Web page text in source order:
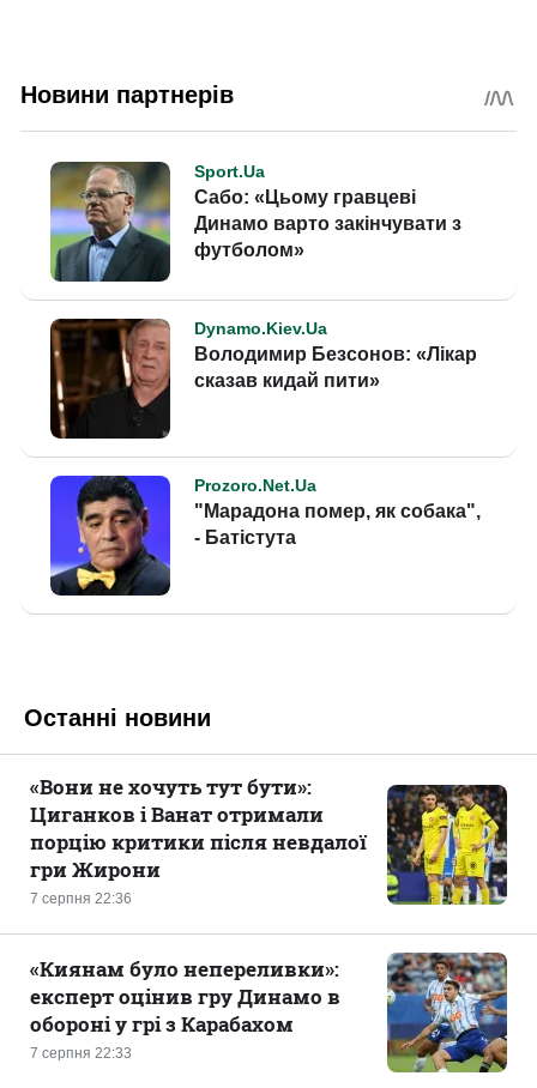
Останні новини
7 серпня 22:36
«Вони не хочуть тут бути»:
Циганков і Ванат отримали
порцію критики після невдалої
гри Жирони
7 серпня 22:33
«Киянам було непереливки»:
експерт оцінив гру Динамо в
обороні у грі з Карабахом